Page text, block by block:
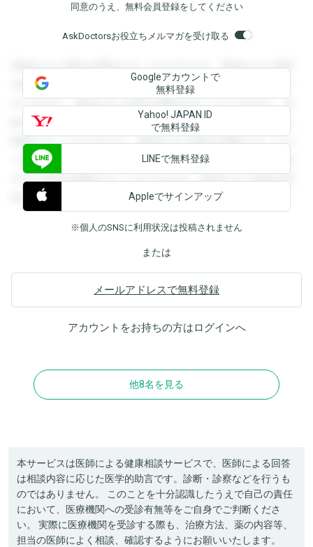
同意のうえ、無料会員登録をしてください
AskDoctorsお役立ちメルマガを受け取る
登録すると回答を閲覧することができます。登録すると回答
を閲覧することができます。登録すると回答を閲覧すること
ができます。登録すると回答を閲覧することができます。登
録すると回答を閲覧することができます。登録すると回答を
閲覧することができます。登録すると回答を閲覧することが
できます。登録すると回答を閲覧することができます。登録
すると回答を閲覧することができます。登録すると回答を閲
覧することができます。
Googleアカウントで
無料登録
Yahoo! JAPAN ID
で無料登録
LINEで無料登録
Appleでサインアップ
※個人のSNSに利用状況は投稿されません
または
メールアドレスで無料登録
アカウントをお持ちの方はログインへ
他8名を見る
本サービスは医師による健康相談サービスで、医師による回答
は相談内容に応じた医学的助言です。診断・診察などを行うも
のではありません。 このことを十分認識したうえで自己の責任
において、医療機関への受診有無等をご自身でご判断くださ
い。 実際に医療機関を受診する際も、治療方法、薬の内容等、
担当の医師によく相談、確認するようにお願いいたします。